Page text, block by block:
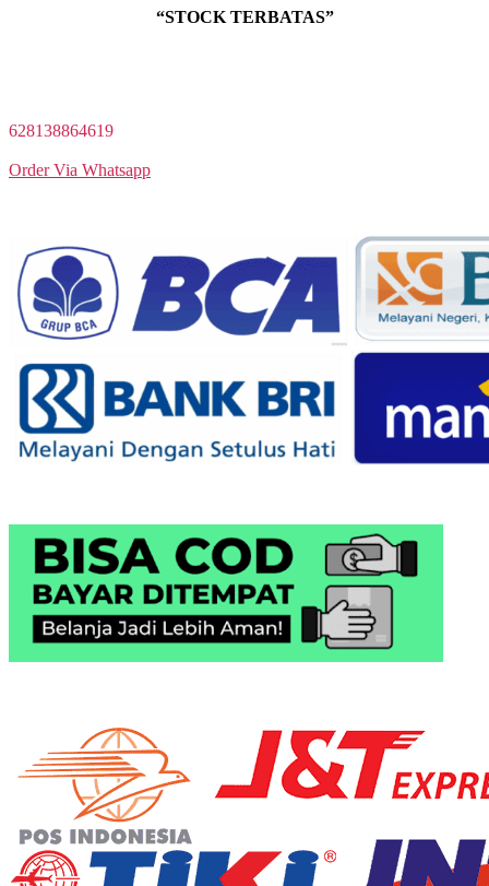
“STOCK TERBATAS”
628138864619
Order Via Whatsapp